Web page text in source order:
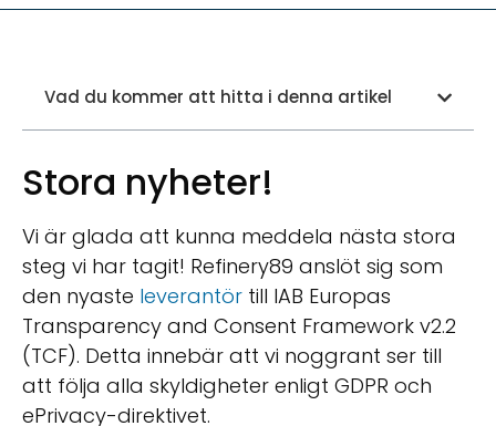
Vad du kommer att hitta i denna artikel
Stora nyheter!
Vi är glada att kunna meddela nästa stora
steg vi har tagit! Refinery89 anslöt sig som
den nyaste leverantör till IAB Europas
Transparency and Consent Framework v2.2
(TCF). Detta innebär att vi noggrant ser till
att följa alla skyldigheter enligt GDPR och
ePrivacy-direktivet.